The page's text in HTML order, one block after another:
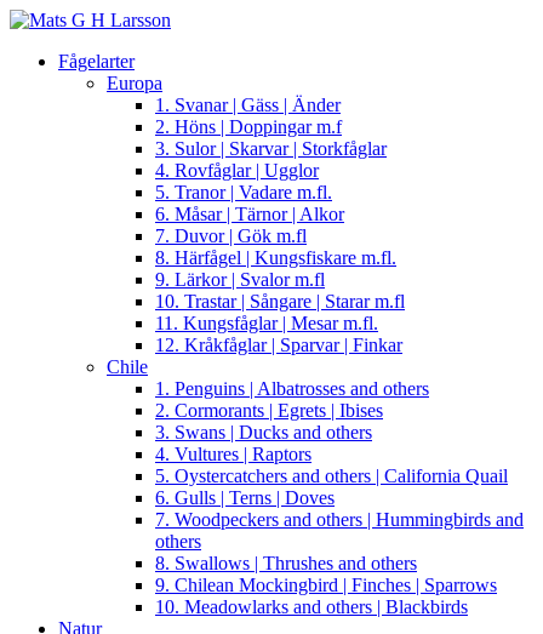
Fågelarter
Europa
1. Svanar | Gäss | Änder
2. Höns | Doppingar m.f
3. Sulor | Skarvar | Storkfåglar
4. Rovfåglar | Ugglor
5. Tranor | Vadare m.fl.
6. Måsar | Tärnor | Alkor
7. Duvor | Gök m.fl
8. Härfågel | Kungsfiskare m.fl.
9. Lärkor | Svalor m.fl
10. Trastar | Sångare | Starar m.fl
11. Kungsfåglar | Mesar m.fl.
12. Kråkfåglar | Sparvar | Finkar
Chile
1. Penguins | Albatrosses and others
2. Cormorants | Egrets | Ibises
3. Swans | Ducks and others
4. Vultures | Raptors
5. Oystercatchers and others | California Quail
6. Gulls | Terns | Doves
7. Woodpeckers and others | Hummingbirds and
others
8. Swallows | Thrushes and others
9. Chilean Mockingbird | Finches | Sparrows
10. Meadowlarks and others | Blackbirds
Natur